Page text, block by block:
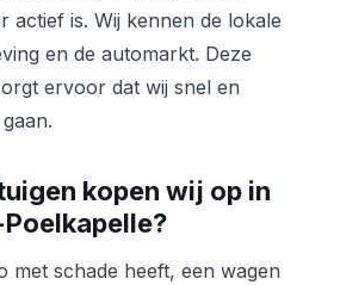
actief is. Wij kennen de lokale
en de automarkt. Deze
ervoor dat wij snel en
kopen wij op in
met schade heeft, een wagen